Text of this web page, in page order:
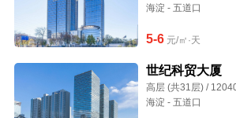
海淀 - 五道口
5-6元/㎡·天
世纪科贸大厦
高层 (共31层) /
海淀 - 五道口